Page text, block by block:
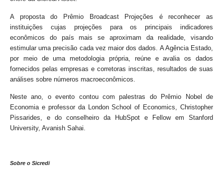
A proposta do Prêmio Broadcast Projeções é reconhecer as
instituições cujas projeções para os principais indicadores
econômicos do país mais se aproximam da realidade, visando
estimular uma precisão cada vez maior dos dados. A Agência Estado,
por meio de uma metodologia própria, reúne e avalia os dados
fornecidos pelas empresas e corretoras inscritas, resultados de suas
análises sobre números macroeconômicos.
Neste ano, o evento contou com palestras do Prêmio Nobel de
Economia e professor da London School of Economics, Christopher
Pissarides, e do conselheiro da HubSpot e Fellow em Stanford
University, Avanish Sahai.
Sobre o Sicredi